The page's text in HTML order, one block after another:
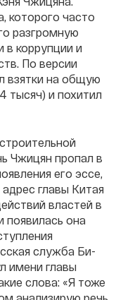
которого часто
разгромную
в коррупции и
По версии
взятки на общую
тысяч) и похитил
Чжицян пропал в
его эссе,
главы Китая
властей в
появилась она
служба Би-
имени главы
слова: «Я тоже